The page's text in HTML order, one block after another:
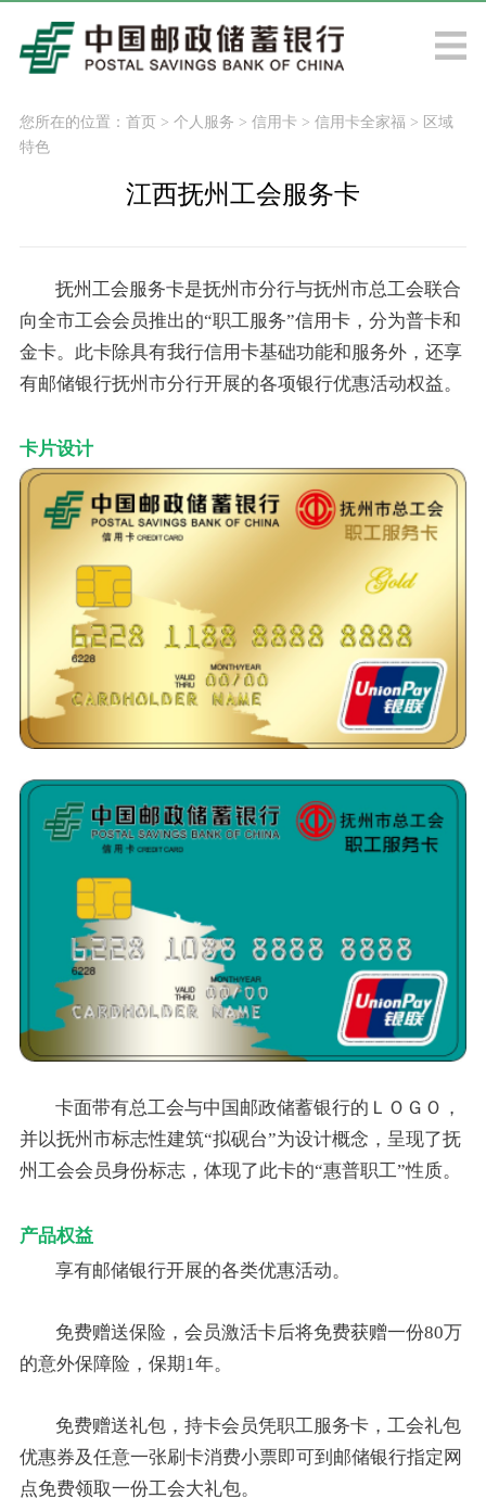
您所在的位置： 首页> 个人服务 > 信用卡 > 信用卡全家福 > 区域
特色
江西抚州工会服务卡
抚州工会服务卡是抚州市分行与抚州市总工会联合
向全市工会会员推出的“职工服务”信用卡，分为普卡和
金卡。此卡除具有我行信用卡基础功能和服务外，还享
有邮储银行抚州市分行开展的各项银行优惠活动权益。
卡片设计
卡面带有总工会与中国邮政储蓄银行的ＬＯＧＯ，
并以抚州市标志性建筑“拟砚台”为设计概念，呈现了抚
州工会会员身份标志，体现了此卡的“惠普职工”性质。
产品权益
享有邮储银行开展的各类优惠活动。
免费赠送保险，会员激活卡后将免费获赠一份80万
的意外保障险，保期1年。
免费赠送礼包，持卡会员凭职工服务卡，工会礼包
优惠券及任意一张刷卡消费小票即可到邮储银行指定网
点免费领取一份工会大礼包。